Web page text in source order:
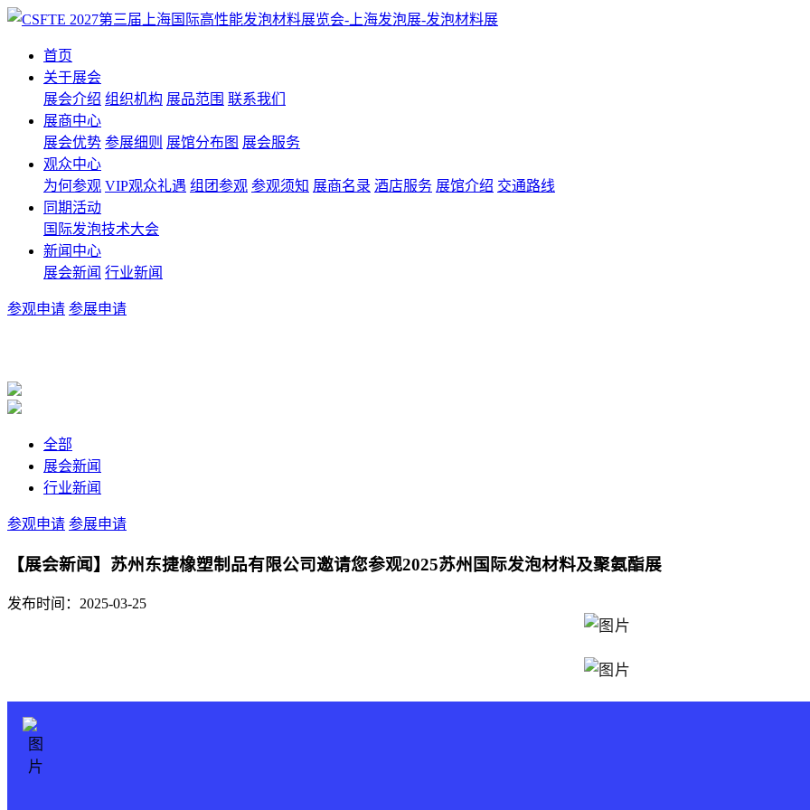
首页
关于展会
展会介绍 组织机构 展品范围 联系我们
展商中心
展会优势 参展细则 展馆分布图 展会服务
观众中心
为何参观 VIP观众礼遇 组团参观 参观须知 展商名录 酒店服务 展馆介绍 交通路线
同期活动
国际发泡技术大会
新闻中心
展会新闻 行业新闻
参观申请 参展申请
全部
展会新闻
行业新闻
参观申请 参展申请
【展会新闻】苏州东捷橡塑制品有限公司邀请您参观2025苏州国际发泡材料及聚氨酯展
发布时间：2025-03-25